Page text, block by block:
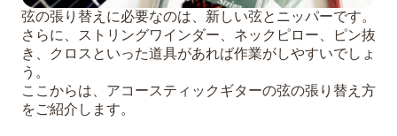
弦の張り替えに必要なのは、新しい弦とニッパーです。
さらに、ストリングワインダー、ネックピロー、ピン抜
き、クロスといった道具があれば作業がしやすいでしょ
う。
ここからは、アコースティックギターの弦の張り替え方
をご紹介します。